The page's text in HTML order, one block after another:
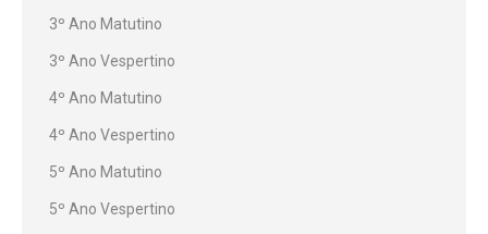
3º Ano Matutino
3º Ano Vespertino
4º Ano Matutino
4º Ano Vespertino
5º Ano Matutino
5º Ano Vespertino